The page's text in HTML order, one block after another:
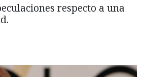
respecto a una